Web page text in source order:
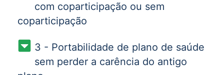
com coparticipação ou sem
coparticipação
3 - Portabilidade de plano de saúde
sem perder a carência do antigo